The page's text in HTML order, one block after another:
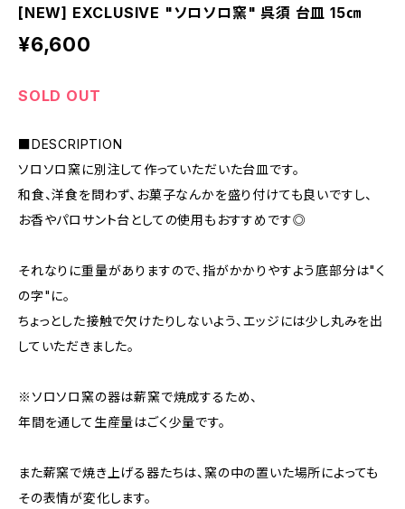
[NEW] EXCLUSIVE "ソロソロ窯" 呉須 台皿 15㎝
¥6,600
SOLD OUT
■DESCRIPTION
ソロソロ窯に別注して作っていただいた台皿です。
和食、洋食を問わず、お菓子なんかを盛り付けても良いですし、
お香やパロサント台としての使用もおすすめです◎
それなりに重量がありますので、指がかかりやすよう底部分は"く
の字"に。
ちょっとした接触で欠けたりしないよう、エッジには少し丸みを出
していただきました。
※ソロソロ窯の器は薪窯で焼成するため、
年間を通して生産量はごく少量です。
また薪窯で焼き上げる器たちは、窯の中の置いた場所によっても
その表情が変化します。